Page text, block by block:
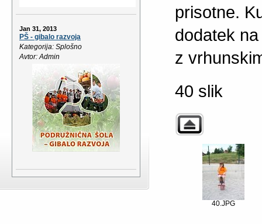
Jan 31, 2013
PŠ - gibalo razvoja
Kategorija: Splošno
Avtor: Admin
prisotne.
dodatek
z
40 slik
40.JPG